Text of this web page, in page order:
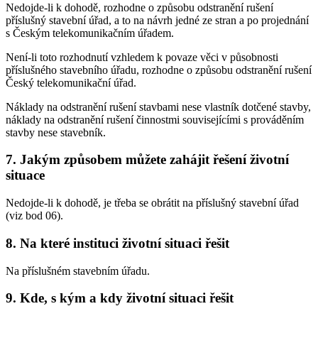
Nedojde-li k dohodě, rozhodne o způsobu odstranění rušení
příslušný stavební úřad, a to na návrh jedné ze stran a po projednání
s Českým telekomunikačním úřadem.
Není-li toto rozhodnutí vzhledem k povaze věci v působnosti
příslušného stavebního úřadu, rozhodne o způsobu odstranění rušení
Český telekomunikační úřad.
Náklady na odstranění rušení stavbami nese vlastník dotčené stavby,
náklady na odstranění rušení činnostmi souvisejícími s prováděním
stavby nese stavebník.
7. Jakým způsobem můžete zahájit řešení životní
situace
Nedojde-li k dohodě, je třeba se obrátit na příslušný stavební úřad
(viz bod 06).
8. Na které instituci životní situaci řešit
Na příslušném stavebním úřadu.
9. Kde, s kým a kdy životní situaci řešit